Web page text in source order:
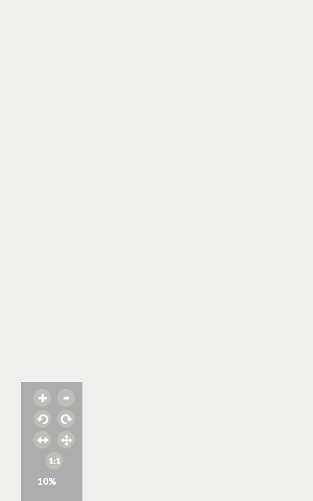
10%